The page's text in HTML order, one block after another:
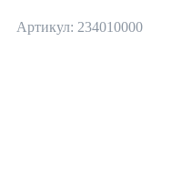
Артикул: 234010000